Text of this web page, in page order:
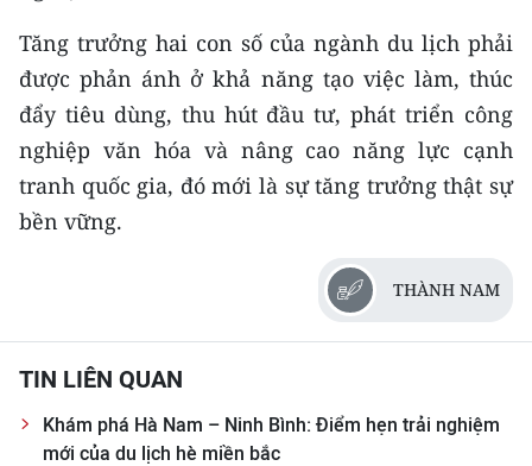
Tăng trưởng hai con số của ngành du lịch phải
được phản ánh ở khả năng tạo việc làm, thúc
đẩy tiêu dùng, thu hút đầu tư, phát triển công
nghiệp văn hóa và nâng cao năng lực cạnh
tranh quốc gia, đó mới là sự tăng trưởng thật sự
bền vững.
THÀNH NAM
TIN LIÊN QUAN
Khám phá Hà Nam – Ninh Bình: Điểm hẹn trải nghiệm
mới của du lịch hè miền bắc